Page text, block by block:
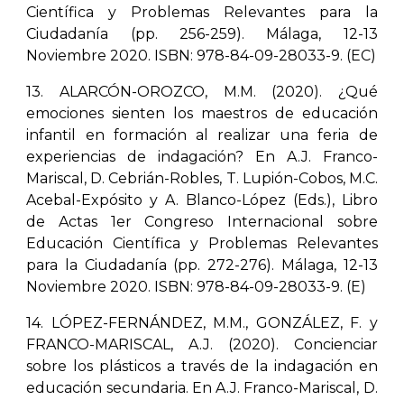
Científica y Problemas Relevantes para la
Ciudadanía (pp. 256-259). Málaga, 12-13
Noviembre 2020. ISBN: 978-84-09-28033-9. (EC)
13. ALARCÓN-OROZCO, M.M. (2020). ¿Qué
emociones sienten los maestros de educación
infantil en formación al realizar una feria de
experiencias de indagación? En A.J. Franco-
Mariscal, D. Cebrián-Robles, T. Lupión-Cobos, M.C.
Acebal-Expósito y A. Blanco-López (Eds.), Libro
de Actas 1er Congreso Internacional sobre
Educación Científica y Problemas Relevantes
para la Ciudadanía (pp. 272-276). Málaga, 12-13
Noviembre 2020. ISBN: 978-84-09-28033-9. (E)
14. LÓPEZ-FERNÁNDEZ, M.M., GONZÁLEZ, F. y
FRANCO-MARISCAL, A.J. (2020). Concienciar
sobre los plásticos a través de la indagación en
educación secundaria. En A.J. Franco-Mariscal, D.